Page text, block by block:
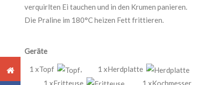
verquirlten Ei tauchen und in den Krumen panieren.
Die Praline im 180°C heizen Fett frittieren.
Geräte
1 xTopf ,
1 xHerdplatte
1 xFritteuse 1 xKochmesser